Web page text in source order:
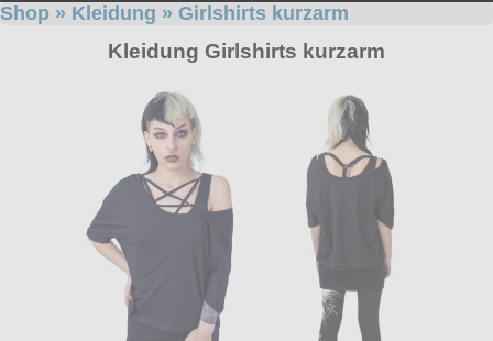
Angebote
Sonderangebote
Geschenketipps
Gratis
Kleidung/Gothic
alle Artikel
Girlblusen
Punkrock
Shop » Kleidung » Girlshirts kurzarm
Kleidung Girlshirts kurzarm